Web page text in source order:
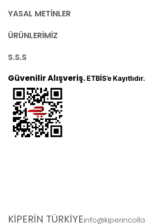
YASAL METİNLER
ÜRÜNLERİMİZ
S.S.S
Güvenilir Alışveriş.ETBİS’e Kayıtlıdır.
KİPERİN TÜRKİYE